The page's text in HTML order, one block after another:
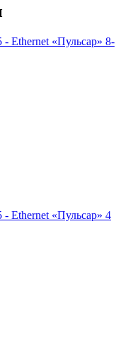
- Ethernet «Пульсар» 8-
- Ethernet «Пульсар» 4